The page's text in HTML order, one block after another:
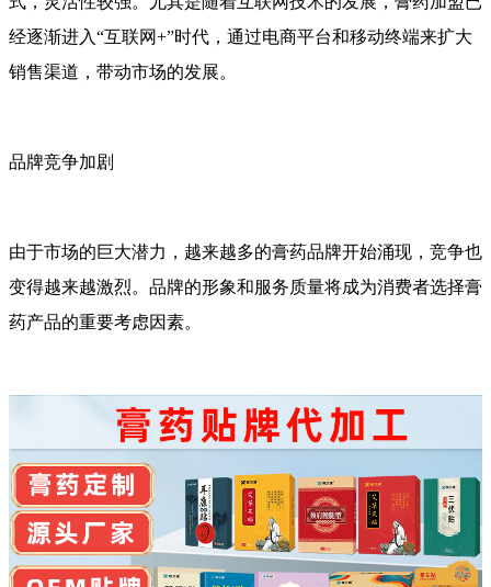
经逐渐进入“互联网+”时代，通过电商平台和移动终端来扩大
销售渠道，带动市场的发展。
品牌竞争加剧
由于市场的巨大潜力，越来越多的膏药品牌开始涌现，竞争也
变得越来越激烈。品牌的形象和服务质量将成为消费者选择膏
药产品的重要考虑因素。